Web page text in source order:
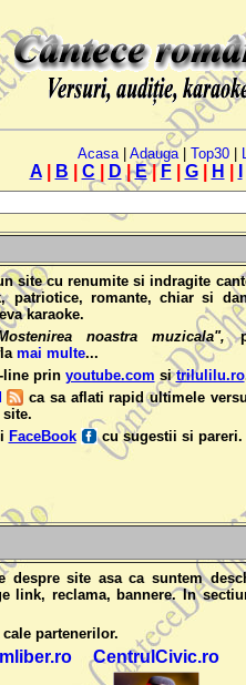
Acasa| Adauga| Top30|
A B C D |E| F| G| H
site cu renumite si indragite
patriotice, romante, chiar si
karaoke.
noastra muzicala",
mai multe...
line prin youtube.com sitrilulilu.ro
ca sa aflati rapid ultimele
FaceBook cu sugestii si pareri.
despre site asa ca suntem
link, reclama, bannere. In
partenerilor.
CentrulCivic.ro